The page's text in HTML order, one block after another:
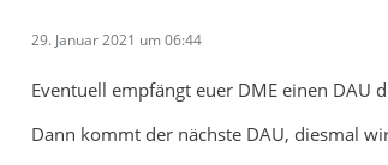
29. Januar 2021 um 06:44
Eventuell empfängt euer DME einen DAU
Dann kommt der nächste DAU, diesmal